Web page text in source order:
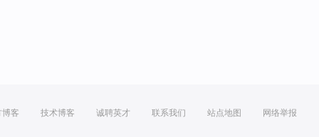
博客 技术博客 诚聘英才 联系我们 站点地图 网络举报